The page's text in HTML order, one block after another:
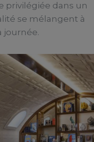
privilégiée dans un
se mélangent à
journée.